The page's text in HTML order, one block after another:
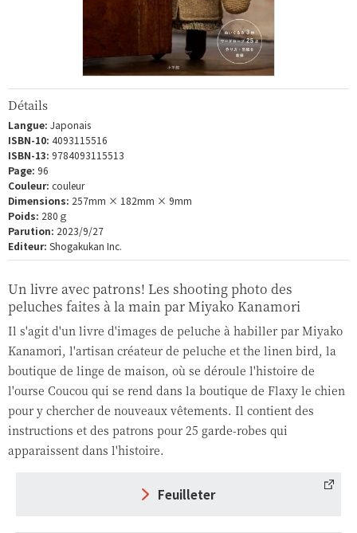
Détails
Langue: Japonais
ISBN-10: 4093115516
ISBN-13: 9784093115513
Page: 96
Couleur: couleur
Dimensions: 257mm × 182mm × 9mm
Poids: 280ｇ
Parution: 2023/9/27
Editeur: Shogakukan Inc.
Un livre avec patrons! Les shooting photo des
peluches faites à la main par Miyako Kanamori
Il s'agit d'un livre d'images de peluche à habiller par Miyako
Kanamori, l'artisan créateur de peluche et the linen bird, la
boutique de linge de maison, où se déroule l'histoire de
l'ourse Coucou qui se rend dans la boutique de Flaxy le chien
pour y chercher de nouveaux vêtements. Il contient des
instructions et des patrons pour 25 garde-robes qui
apparaissent dans l'histoire.
Feuilleter